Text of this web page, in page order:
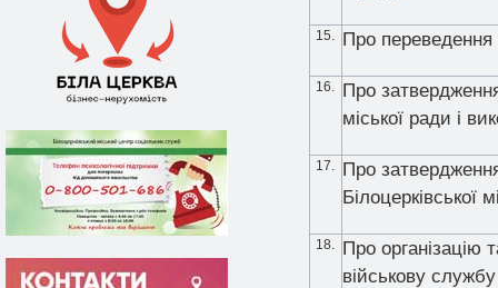
15. Про
16. Про
міської ради і
17. Про
Білоцерківської
18. Про організацію
військову